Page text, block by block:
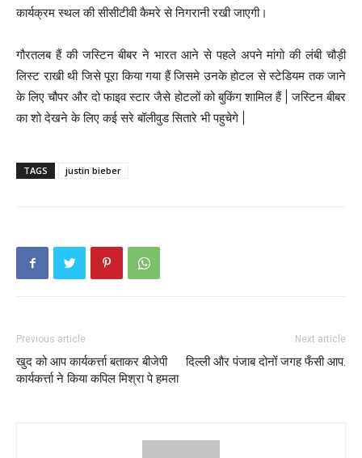
कार्यक्रम स्थल की सीसीटीवी कैमरे से निगरानी रखी जाएगी।
गौरतलब हैं की जस्टिन बीबर ने भारत आने से पहले अपने मांगो की लंबी चौड़ी
लिस्ट राखी थी जिसे पूरा किया गया हैं जिसमे उनके होटल से स्टेडियम तक जाने
के लिए चौपर और दो फाइव स्टार जैसे होटलों को बुकिंग शामिल हैं | जस्टिन बीबर
का शो देखने के लिए कई सरे बॉलीवुड सितारे भी पहुचेगे |
TAGS justin bieber
Previous article
खुद को आप कार्यकर्त्ता बताकर बीजेपी
कार्यकर्त्ता ने किया कपिल मिश्रा पे हमला
Next article
दिल्ली और पंजाब दोनों जगह फँसी आप.